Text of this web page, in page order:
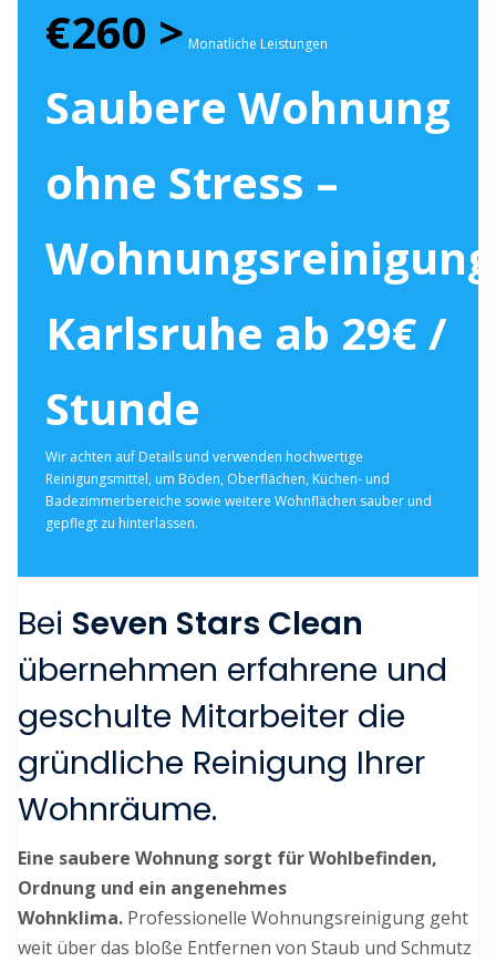
€260 > Monatliche Leistungen
Saubere Wohnung
ohne Stress –
Wohnungsreinigung
Karlsruhe ab 29€ /
Stunde
Wir achten auf Details und verwenden hochwertige
Reinigungsmittel, um Böden, Oberflächen, Küchen- und
Badezimmerbereiche sowie weitere Wohnflächen sauber und
gepflegt zu hinterlassen.
Bei Seven Stars Clean
übernehmen erfahrene und
geschulte Mitarbeiter die
gründliche Reinigung Ihrer
Wohnräume.
Eine saubere Wohnung sorgt für Wohlbefinden,
Ordnung und ein angenehmes
Wohnklima. Professionelle Wohnungsreinigung geht
weit über das bloße Entfernen von Staub und Schmutz